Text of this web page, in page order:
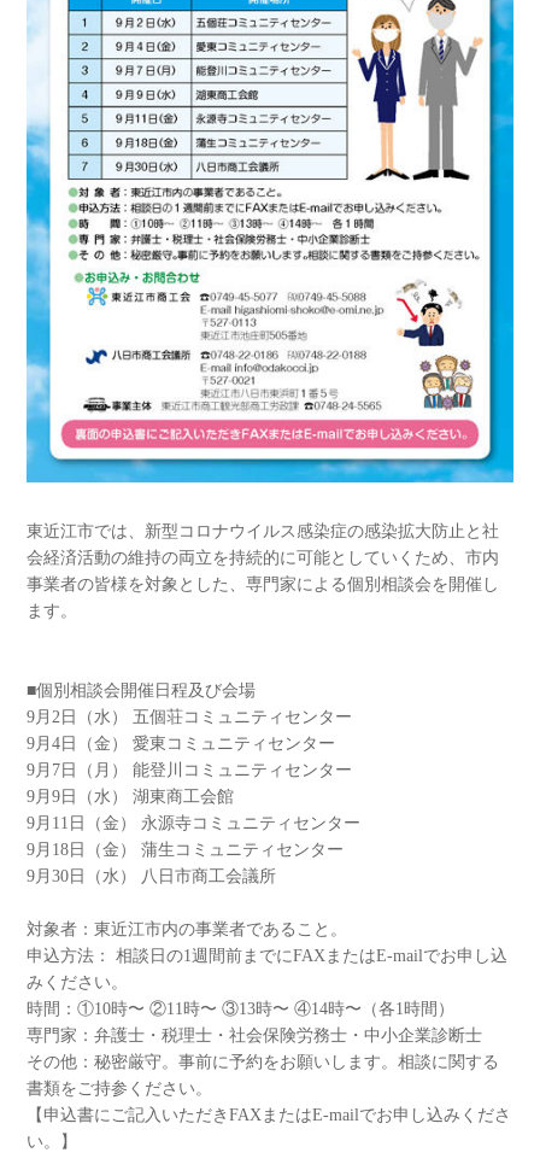
東近江市では、新型コロナウイルス感染症の感染拡大防止と社
会経済活動の維持の両立を持続的に可能としていくため、市内
事業者の皆様を対象とした、専門家による個別相談会を開催し
ます。
■個別相談会開催日程及び会場
9月2日（水） 五個荘コミュニティセンター
9月4日（金） 愛東コミュニティセンター
9月7日（月） 能登川コミュニティセンター
9月9日（水） 湖東商工会館
9月11日（金） 永源寺コミュニティセンター
9月18日（金） 蒲生コミュニティセンター
9月30日（水） 八日市商工会議所
対象者：東近江市内の事業者であること。
申込方法： 相談日の1週間前までにFAXまたはE-mailでお申し込
みください。
時間：①10時〜 ②11時〜 ③13時〜 ④14時〜（各1時間）
専門家：弁護士・税理士・社会保険労務士・中小企業診断士
その他：秘密厳守。事前に予約をお願いします。相談に関する
書類をご持参ください。
【申込書にご記入いただきFAXまたはE-mailでお申し込みくださ
い。】